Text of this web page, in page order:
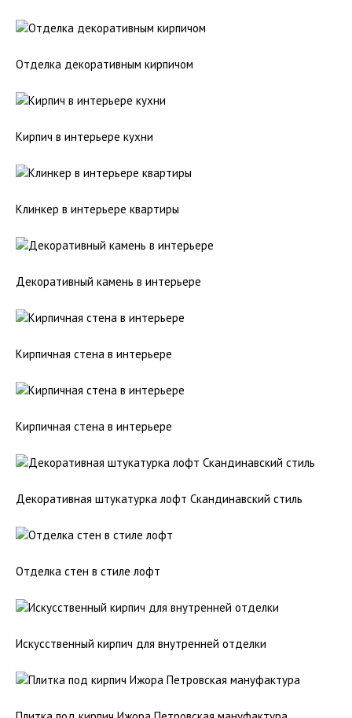
Отделка декоративным кирпичом
Кирпич в интерьере кухни
Клинкер в интерьере квартиры
Декоративный камень в интерьере
Кирпичная стена в интерьере
Кирпичная стена в интерьере
Декоративная штукатурка лофт Скандинавский стиль
Отделка стен в стиле лофт
Искусственный кирпич для внутренней отделки